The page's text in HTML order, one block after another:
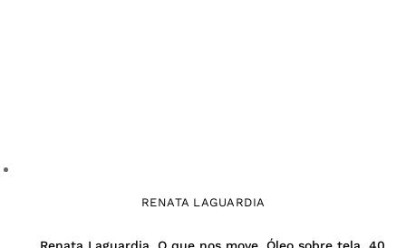
RENATA LAGUARDIA
Renata Laguardia, O que nos move, Óleo sobre tela, 40